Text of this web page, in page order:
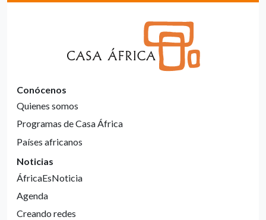
Conócenos
Quienes somos
Programas de Casa África
Países africanos
Noticias
ÁfricaEsNoticia
Agenda
Creando redes